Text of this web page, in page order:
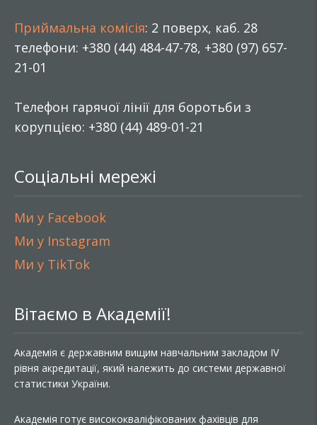
Приймальна комісія: 2 поверх, каб. 28
телефони: +380 (44) 484-47-78, +380 (97) 657-
21-01
Телефон гарячої лінії для боротьби з
корупцією: +380 (44) 489-01-21
Соціальні мережі
Ми у Facebook
Ми у Instagram
Ми у TikTok
Вітаємо в Академії!
Академія є державним вищим навчальним закладом IV
рівня акредитації, який належить до системи державної
статистики України.
Академія готує висококваліфікованих фахівців для